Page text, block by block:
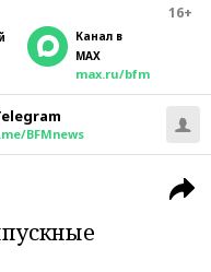
16+
Канал в
MAX
max.ru/bfm
BFMnews